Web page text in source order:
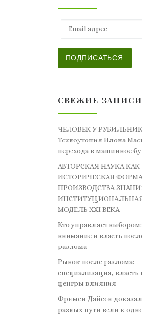
ПОДПИСАТЬСЯ
СВЕЖИЕ ЗАПИСИ
ЧЕЛОВЕК У
Техноутопия Илона
перехода в машинное
АВТОРСКАЯ НАУКА КАК
ИСТОРИЧЕСКАЯ ФОРМА
ПРОИЗВОДСТВА
МОДЕЛЬ XXI ВЕКА
Кто управляет
внимание и власть
разлома
Рынок после разлома:
специализация, власть
центры влияния
Фримен Дайсон
разных пути вели к